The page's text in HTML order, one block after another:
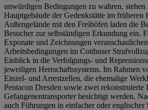
unwürdigen Bedingungen zu wahren,
Hauptgebäude der Gedenkstätte im früheren
Außengelände mit den Freihöfen laden die
Besucher zur selbständigen Erkundung ein.
Exponate und Zeichnungen
Arbeitsbedingungen im Cottbuser
Einblick in die Verfolgungs- und
jeweiligen Herrschaftssystems. Im Rahmen
Einzel- und Arrestzellen, die ehemalige
Pentacon Dresden sowie zwei rekonstruierte
Gefangenentransporter besichtigt werden.
auch Führungen in einfacher oder englischer